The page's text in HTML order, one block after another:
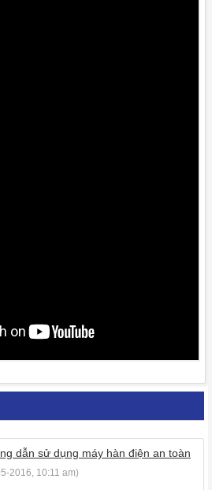
dẫn sử dụng máy hàn điện an toàn
2016, 10:11 am)